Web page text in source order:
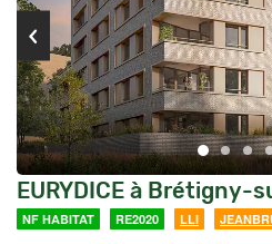
EURYDICE à Brétigny-
NF HABITAT RE2020 LLI